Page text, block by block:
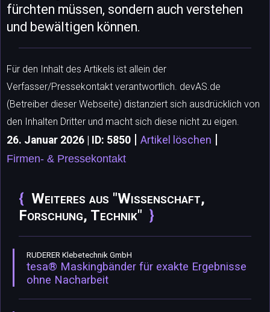
fürchten müssen, sondern auch verstehen
und bewältigen können.
Für den Inhalt des Artikels ist allein der
Verfasser/Pressekontakt verantwortlich. devAS.de
(Betreiber dieser Webseite) distanziert sich ausdrücklich von
den Inhalten Dritter und macht sich diese nicht zu eigen.
26. Januar 2026 | ID: 5850 | Artikel löschen |
Firmen- & Pressekontakt
Weiteres aus "Wissenschaft,
Forschung, Technik"
RUDERER Klebetechnik GmbH
tesa® Maskingbänder für exakte Ergebnisse
ohne Nacharbeit